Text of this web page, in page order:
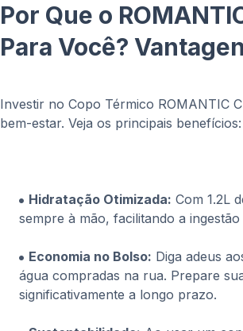
Por Que o
Para Você?
Investir no Copo Térmico ROMANTIC
bem-estar. Veja os principais benefícios:
Hidratação Otimizada: Com 1.2L
sempre à mão, facilitando a
Economia no Bolso: Diga adeus
água compradas na rua. Prepare
significativamente a longo prazo.